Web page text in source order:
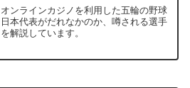
菊池？
オンラインカジノを利用した五輪の野球
日本代表がだれなかのか、噂される選手
を解説しています。